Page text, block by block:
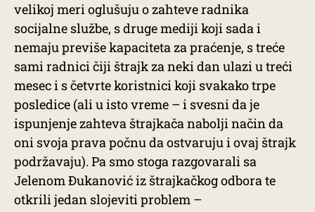
velikoj meri oglušuju o zahteve radnika
socijalne službe, s druge mediji koji sada i
nemaju previše kapaciteta za praćenje, s treće
sami radnici čiji štrajk za neki dan ulazi u treći
mesec i s četvrte koristnici koji svakako trpe
posledice (ali u isto vreme – i svesni da je
ispunjenje zahteva štrajkača nabolji način da
oni svoja prava počnu da ostvaruju i ovaj štrajk
podržavaju). Pa smo stoga razgovarali sa
Jelenom Đukanović iz štrajkačkog odbora te
otkrili jedan slojeviti problem –